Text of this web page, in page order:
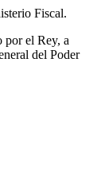
Fiscal.
por el Rey, a
del Poder